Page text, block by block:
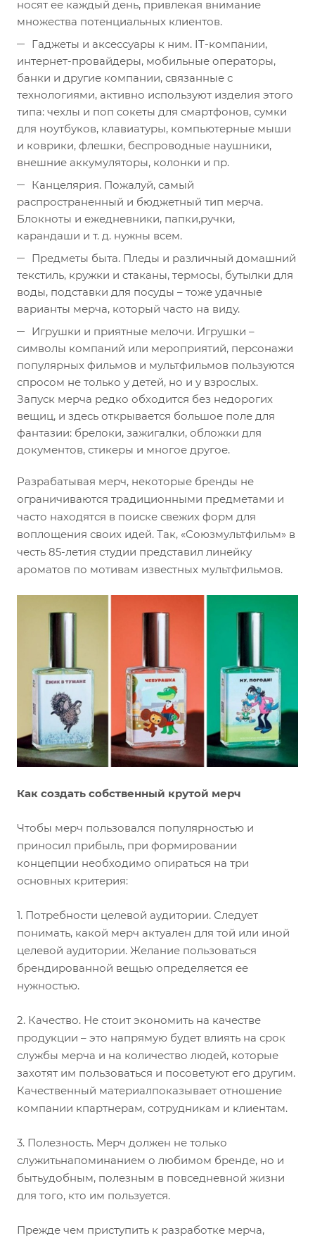
носят ее каждый день, привлекая внимание
множества потенциальных клиентов.
Гаджеты и аксессуары к ним. IT-компании,
интернет-провайдеры, мобильные операторы,
банки и другие компании, связанные с
технологиями, активно используют изделия этого
типа: чехлы и поп сокеты для смартфонов, сумки
для ноутбуков, клавиатуры, компьютерные мыши
и коврики, флешки, беспроводные наушники,
внешние аккумуляторы, колонки и пр.
Канцелярия. Пожалуй, самый
распространенный и бюджетный тип мерча.
Блокноты и ежедневники, папки,ручки,
карандаши и т. д. нужны всем.
Предметы быта. Пледы и различный домашний
текстиль, кружки и стаканы, термосы, бутылки для
воды, подставки для посуды – тоже удачные
варианты мерча, который часто на виду.
Игрушки и приятные мелочи. Игрушки –
символы компаний или мероприятий, персонажи
популярных фильмов и мультфильмов пользуются
спросом не только у детей, но и у взрослых.
Запуск мерча редко обходится без недорогих
вещиц, и здесь открывается большое поле для
фантазии: брелоки, зажигалки, обложки для
документов, стикеры и многое другое.
Разрабатывая мерч, некоторые бренды не
ограничиваются традиционными предметами и
часто находятся в поиске свежих форм для
воплощения своих идей. Так, «Союзмультфильм» в
честь 85-летия студии представил линейку
ароматов по мотивам известных мультфильмов.
Как создать собственный крутой мерч
Чтобы мерч пользовался популярностью и
приносил прибыль, при формировании
концепции необходимо опираться на три
основных критерия:
1. Потребности целевой аудитории. Следует
понимать, какой мерч актуален для той или иной
целевой аудитории. Желание пользоваться
брендированной вещью определяется ее
нужностью.
2. Качество. Не стоит экономить на качестве
продукции – это напрямую будет влиять на срок
службы мерча и на количество людей, которые
захотят им пользоваться и посоветуют его другим.
Качественный материалпоказывает отношение
компании кпартнерам, сотрудникам и клиентам.
3. Полезность. Мерч должен не только
служитьнапоминанием о любимом бренде, но и
бытьудобным, полезным в повседневной жизни
для того, кто им пользуется.
Прежде чем приступить к разработке мерча,